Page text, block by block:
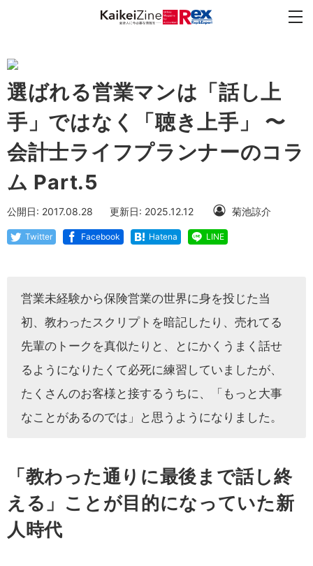
選ばれる営業マンは「話し上
手」ではなく「聴き上手」 〜
会計士ライフプランナーのコラ
ム Part.5
公開日: 2017.08.28 更新日: 2025.12.12 菊池諒介
Twitter Facebook Hatena LINE
営業未経験から保険営業の世界に身を投じた当
初、教わったスクリプトを暗記したり、売れてる
先輩のトークを真似たりと、とにかくうまく話せ
るようになりたくて必死に練習していましたが、
たくさんのお客様と接するうちに、「もっと大事
なことがあるのでは」と思うようになりました。
「教わった通りに最後まで話し終
える」ことが目的になっていた新
人時代